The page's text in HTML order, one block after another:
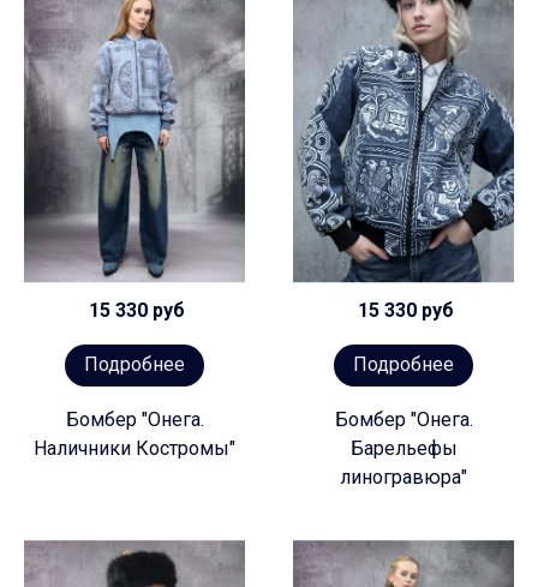
15 330 руб
Подробнее
Бомбер "Онега.
Наличники Костромы"
15 330 руб
Подробнее
Бомбер "Онега.
Барельефы
линогравюра"